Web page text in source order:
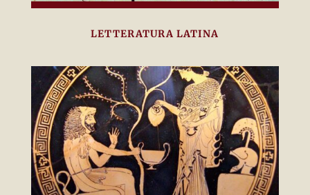
LETTERATURA LATINA